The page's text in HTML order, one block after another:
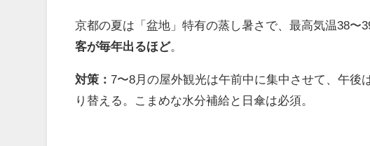
京都の夏は「盆地」特有の蒸し暑さで、最高気温38〜
客が毎年出るほど。
対策：7〜8月の屋外観光は午前中に集中させて、午後
り替える。こまめな水分補給と日傘は必須。